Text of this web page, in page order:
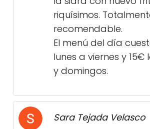
riquísimos.
recomendable.
El menú del día
lunes a viernes y
y domingos.
Sara Tejada Velasco